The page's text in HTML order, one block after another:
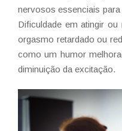
nervosos essenciais
Dificuldade em atingir
orgasmo retardado ou
como um humor
diminuição da excitação.